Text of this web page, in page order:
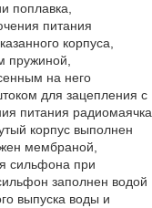
поплавка,
питания
корпуса,
пружиной,
на него
для зацепления с
питания радиомаячка
корпус выполнен
мембраной,
сильфона при
заполнен водой
выпуска воды и